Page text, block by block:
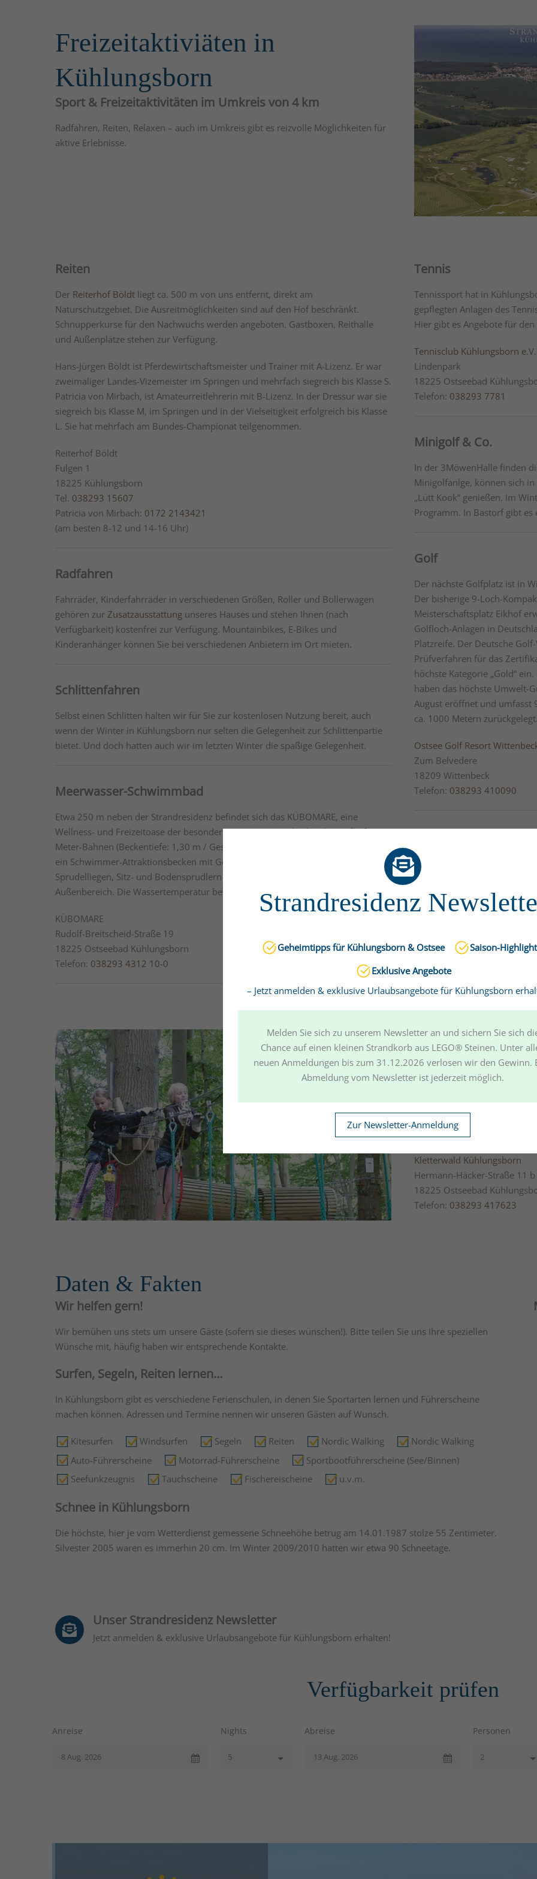
Strandresidenz
Geheimtipps für Kühlungsborn & Ostsee
Saison-
Exklusive Angebote
– Jetzt anmelden & exklusive Urlaubsangebote für Kühlungsborn
Melden Sie sich zu unserem Newsletter an und sichern Sie sich
Chance auf einen kleinen Strandkorb aus LEGO® Steinen. Unter
neuen Anmeldungen bis zum 31.12.2026 verlosen wir den Gewinn.
Abmeldung vom Newsletter ist jederzeit möglich.
Zur Newsletter-Anmeldung
Freizeitaktiviäten in
Kühlungsborn
Sport & Freizeitaktivitäten im Umkreis von 4 km
Radfahren, Reiten, Relaxen – auch im Umkreis gibt es reizvolle Möglichkeiten für
aktive Erlebnisse.
Reiten
Der Reiterhof Böldt liegt ca. 500 m von uns entfernt, direkt am
Naturschutzgebiet. Die Ausreitmöglichkeiten sind auf den Hof beschränkt.
Schnupperkurse für den Nachwuchs werden angeboten. Gastboxen, Reithalle
und Außenplätze stehen zur Verfügung.
Hans-Jürgen Böldt ist Pferdewirtschaftsmeister und Trainer mit A-Lizenz. Er war
zweimaliger Landes-Vizemeister im Springen und mehrfach siegreich bis Klasse S.
Patricia von Mirbach, ist Amateurreitlehrerin mit B-Lizenz. In der Dressur war sie
siegreich bis Klasse M, im Springen und in der Vielseitigkeit erfolgreich bis Klasse
L. Sie hat mehrfach am Bundes-Championat teilgenommen.
Reiterhof Böldt
Fulgen 1
18225 Kühlungsborn
Tel. 038293 15607
Patricia von Mirbach: 0172 2143421
(am besten 8-12 und 14-16 Uhr)
Radfahren
Fahrräder, Kinderfahrräder in verschiedenen Größen, Roller und Bollerwagen
gehören zur Zusatzausstattung unseres Hauses und stehen Ihnen (nach
Verfügbarkeit) kostenfrei zur Verfügung. Mountainbikes, E-Bikes und
Kinderanhänger können Sie bei verschiedenen Anbietern im Ort mieten.
Schlittenfahren
Selbst einen Schlitten halten wir für Sie zur kostenlosen Nutzung bereit, auch
wenn der Winter in Kühlungsborn nur selten die Gelegenheit zur Schlittenpartie
bietet. Und doch hatten auch wir im letzten Winter die spaßige Gelegenheit.
Meerwasser-Schwimmbad
Etwa 250 m neben der Strandresidenz befindet sich das KÜBOMARE, eine
Wellness- und Freizeitoase der besonderen Art. Das Sportbecken bietet fünf 25-
Meter-Bahnen (Beckentiefe: 1,30 m / Gesamtbreite: 12,50 m). Daneben gibt es
ein Schwimmer-Attraktionsbecken mit Gegenstromanlage, Massagedüsen,
Sprudelliegen, Sitz- und Bodensprudlern sowie eine große Saunawelt mit
Außenbereich. Die Wassertemperatur beträgt 29 Grad.
KÜBOMARE
Rudolf-Breitscheid-Straße 19
18225 Ostseebad Kühlungsborn
Telefon: 038293 4312 10-0
Tennis
Tennissport hat in
gepflegten Anlagen des
Hier gibt es Angebote für
Tennisclub Kühlungsborn e.V.
Lindenpark
18225 Ostseebad
Telefon: 038293 7781
Minigolf & Co.
In der 3MöwenHalle finden
Minigolfanlge, können sich
„Lütt Kook“ genießen. Im
Programm. In Bastorf gibt
Golf
Der nächste Golfplatz ist in
Der bisherige 9-Loch-
Meisterschaftsplatz Eikhof
Golfloch-Anlagen in
Platzreife. Der Deutsche
Prüfverfahren für das
höchste Kategorie „Gold“
haben das höchste Umwelt-
August eröffnet und umfasst
ca. 1000 Metern zurückgelegt.
Ostsee Golf Resort
Zum Belvedere
18209 Wittenbeck
Telefon: 038293 410090
Angler können in
der Ostsee ihrem Sport
Gültige Marken fürs Revier
Jagdausflug
Ein guter Freund der
Jagdschein-Inhabern unter
Kletterwald
Klettern und balancieren –
entfernt, können Sie
Keine Sorge: Jeder
Parcours mit
Jahre), Jugendliche und
km von der Strandresidenz-
Kletterwald Kühlungsborn
Hermann-Häcker-Straße 11 b
18225 Ostseebad
Telefon: 038293 417623
Daten & Fakten
Wir helfen gern!
Wir bemühen uns stets um unsere Gäste (sofern sie dieses wünschen!). Bitte teilen Sie uns Ihre speziellen
Wünsche mit, häufig haben wir entsprechende Kontakte.
Surfen, Segeln, Reiten lernen…
In Kühlungsborn gibt es verschiedene Ferienschulen, in denen Sie Sportarten lernen und Führerscheine
machen können. Adressen und Termine nennen wir unseren Gästen auf Wunsch.
Kitesurfen Windsurfen Segeln Reiten Nordic Walking
Nordic Walking
Auto-Führerscheine
Motorrad-Führerscheine
Sportbootführerscheine (See/Binnen)
Seefunkzeugnis
Tauchscheine Fischereischeine u.v.m.
Schnee in Kühlungsborn
Die höchste, hier je vom Wetterdienst gemessene Schneehöhe betrug am 14.01.1987 stolze 55 Zentimeter.
Silvester 2005 waren es immerhin 20 cm. Im Winter 2009/2010 hatten wir etwa 90 Schneetage.
Unser Strandresidenz Newsletter
Jetzt anmelden & exklusive Urlaubsangebote für Kühlungsborn erhalten!
Verfügbarkeit prüfen
Anreise Nights Abreise Personen